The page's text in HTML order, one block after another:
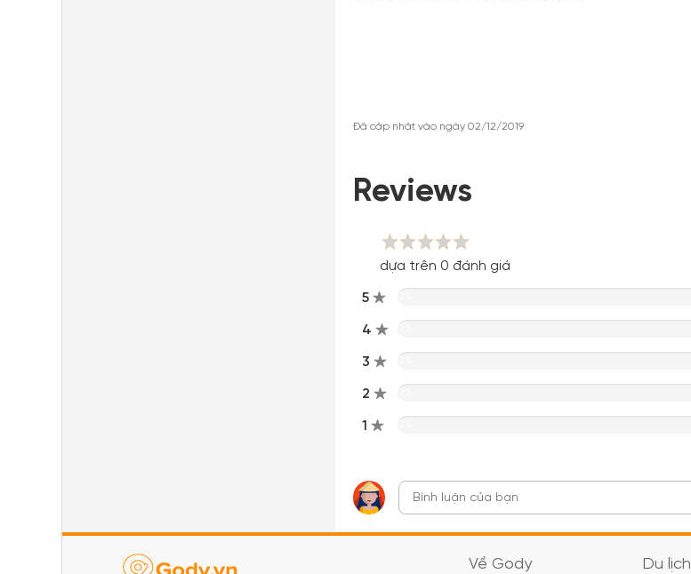
Đã cập nhật vào ngày 02/12/2019
Reviews
dựa trên 0 đánh giá
5
4
3
2
1
Về Gody Du lịch